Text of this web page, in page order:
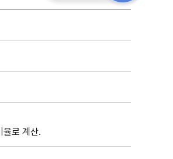
율로 계산.